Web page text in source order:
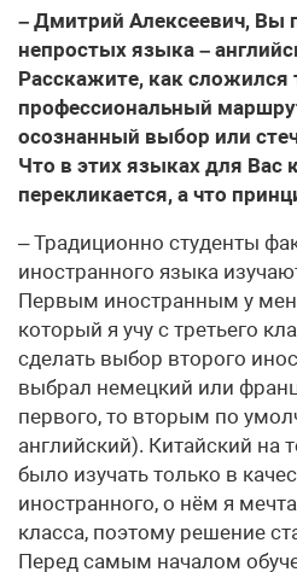
– Дмитрий Алексеевич, Вы
непростых языка –
Расскажите, как сложился
профессиональный
осознанный выбор или
Что в этих языках для Вас
перекликается, а что
– Традиционно студенты
иностранного языка
Первым иностранным у
который я учу с третьего
сделать выбор второго
выбрал немецкий или
первого, то вторым по
английский). Китайский на
было изучать только в
иностранного, о нём я
класса, поэтому решение
Перед самым началом